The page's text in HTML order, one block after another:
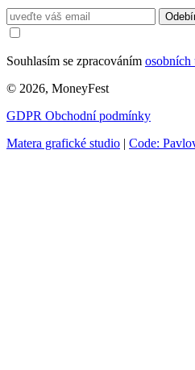
Souhlasím se zpracováním osobních
© 2026, MoneyFest
GDPR Obchodní podmínky
Matera grafické studio | Code: